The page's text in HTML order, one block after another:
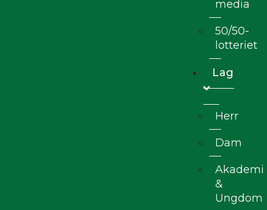
media
50/50-
lotteriet
Lag
Herr
Dam
Akademi
&
Ungdom